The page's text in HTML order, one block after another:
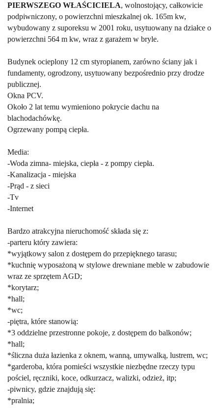
PIERWSZEGO WŁAŚCICIELA, wolnostojący, całkowicie
podpiwniczony, o powierzchni mieszkalnej ok. 165m kw,
wybudowany z suporeksu w 2001 roku, usytuowany na działce o
powierzchni 564 m kw, wraz z garażem w bryle.
Budynek ocieplony 12 cm styropianem, zarówno ściany jak i
fundamenty, ogrodzony, usytuowany bezpośrednio przy drodze
publicznej.
Okna PCV.
Około 2 lat temu wymieniono pokrycie dachu na
blachodachówkę.
Ogrzewany pompą ciepła.
Media:
-Woda zimna- miejska, ciepła - z pompy ciepła.
-Kanalizacja - miejska
-Prąd - z sieci
-Tv
-Internet
Bardzo atrakcyjna nieruchomość składa się z:
-parteru który zawiera:
*wyjątkowy salon z dostępem do przepięknego tarasu;
*kuchnię wyposażoną w stylowe drewniane meble w zabudowie
wraz ze sprzętem AGD;
*korytarz;
*hall;
*wc;
-piętra, które stanowią:
*3 oddzielne przestronne pokoje, z dostępem do balkonów;
*hall;
*śliczna duża łazienka z oknem, wanną, umywalką, lustrem, wc;
*garderoba, która pomieści wszystkie niezbędne rzeczy typu
pościel, ręczniki, koce, odkurzacz, walizki, odzież, itp;
-piwnicy, gdzie znajdują się:
*pralnia;